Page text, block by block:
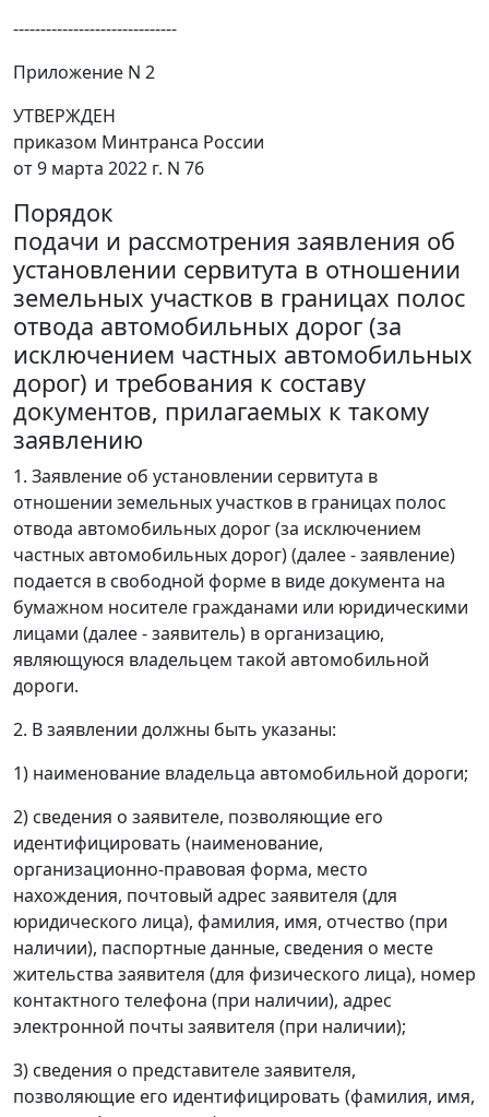
------------------------------
Приложение N 2
УТВЕРЖДЕН
приказом Минтранса России
от 9 марта 2022 г. N 76
Порядок
подачи и рассмотрения заявления об
установлении сервитута в отношении
земельных участков в границах полос
отвода автомобильных дорог (за
исключением частных автомобильных
дорог) и требования к составу
документов, прилагаемых к такому
заявлению
1. Заявление об установлении сервитута в
отношении земельных участков в границах полос
отвода автомобильных дорог (за исключением
частных автомобильных дорог) (далее - заявление)
подается в свободной форме в виде документа на
бумажном носителе гражданами или юридическими
лицами (далее - заявитель) в организацию,
являющуюся владельцем такой автомобильной
дороги.
2. В заявлении должны быть указаны:
1) наименование владельца автомобильной дороги;
2) сведения о заявителе, позволяющие его
идентифицировать (наименование,
организационно-правовая форма, место
нахождения, почтовый адрес заявителя (для
юридического лица), фамилия, имя, отчество (при
наличии), паспортные данные, сведения о месте
жительства заявителя (для физического лица), номер
контактного телефона (при наличии), адрес
электронной почты заявителя (при наличии);
3) сведения о представителе заявителя,
позволяющие его идентифицировать (фамилия, имя,